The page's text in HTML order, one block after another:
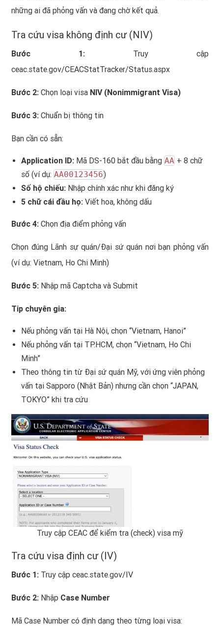
những ai đã phỏng vấn và đang chờ kết quả.
Tra cứu visa không định cư (NIV)
Bước 1: Truy cập
ceac.state.gov/CEACStatTracker/Status.aspx
Bước 2: Chọn loại visa NIV (Nonimmigrant Visa)
Bước 3: Chuẩn bị thông tin
Bạn cần có sẵn:
Application ID: Mã DS-160 bắt đầu bằng AA + 8 chữ
số (ví dụ: AA00123456)
Số hộ chiếu: Nhập chính xác như khi đăng ký
5 chữ cái đầu họ: Viết hoa, không dấu
Bước 4: Chọn địa điểm phỏng vấn
Chọn đúng Lãnh sự quán/Đại sứ quán nơi bạn phỏng vấn
(ví dụ: Vietnam, Ho Chi Minh)
Bước 5: Nhập mã Captcha và Submit
Tip chuyên gia:
Nếu phỏng vấn tại Hà Nội, chọn “Vietnam, Hanoi”
Nếu phỏng vấn tại TP.HCM, chọn “Vietnam, Ho Chi
Minh”
Theo thông tin từ Đại sứ quán Mỹ, với ứng viên phỏng
vấn tại Sapporo (Nhật Bản) nhưng cần chọn “JAPAN,
TOKYO” khi tra cứu
Truy cập CEAC để kiểm tra (check) visa mỹ
Tra cứu visa định cư (IV)
Bước 1: Truy cập ceac.state.gov/IV
Bước 2: Nhập Case Number
Mã Case Number có định dạng theo từng loại visa: